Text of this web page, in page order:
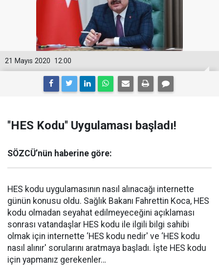
12:00
21 Mayıs 2020
''HES Kodu'' Uygulaması başladı!
SÖZCÜ’nün haberine göre:
HES kodu uygulamasının nasıl alınacağı internette
günün konusu oldu. Sağlık Bakanı Fahrettin Koca, HES
kodu olmadan seyahat edilmeyeceğini açıklaması
sonrası vatandaşlar HES kodu ile ilgili bilgi sahibi
olmak için internette ‘HES kodu nedir' ve ‘HES kodu
nasıl alınır' sorularını aratmaya başladı. İşte HES kodu
için yapmanız gerekenler…